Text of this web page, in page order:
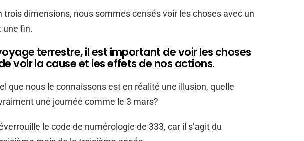
trois dimensions, nous sommes censés voir les choses avec un
une fin.
terrestre, il est important de voir les choses
voir la cause et les effets de nos actions.
que nous le connaissons est en réalité une illusion, quelle
une journée comme le 3 mars?
le code de numérologie de 333, car il s’agit du